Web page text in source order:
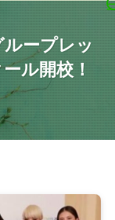
ープレッ
ル開校！